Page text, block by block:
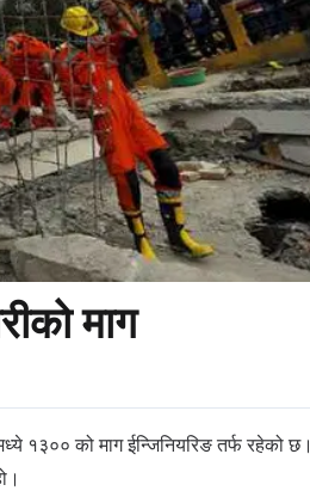
माग
१३०० को माग ईन्जिनियरिङ तर्फ रहेको छ।